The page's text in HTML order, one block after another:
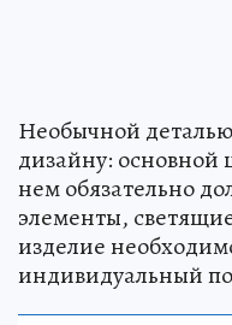
Необычной
дизайну: основной
нем обязательно
элементы,
изделие
индивидуальный